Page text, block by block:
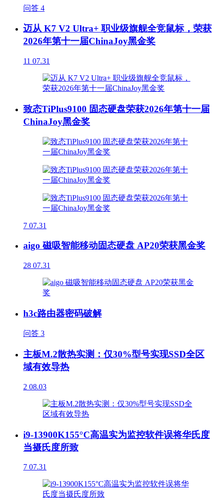
问答 4
迈从 K7 V2 Ultra+ 职业级旗舰全竞鼠标，荣获
2026年第十一届ChinaJoy黑金奖
11 07.31
致态TiPlus9100 固态硬盘荣获2026年第十一届
ChinaJoy黑金奖
7 07.31
aigo 磁吸智能移动固态硬盘 AP20荣获黑金奖
28 07.31
h3c路由器密码破解
问答 3
主板M.2散热实测：仅30%型号实现SSD全区
域有效导热
2 08.03
i9-13900K155°C高温实为监控软件误将华氏度
当摄氏度所致
7 07.31